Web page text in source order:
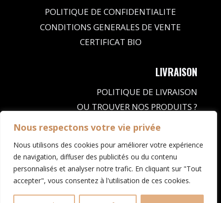
Nous respectons votre vie privée
Nous utilisons des cookies pour améliorer votre expérience
de navigation, diffuser des publicités ou du contenu
personnalisés et analyser notre trafic. En cliquant sur "Tout
accepter", vous consentez à l'utilisation de ces cookies.
POLITIQUE DE CONFIDENTIALITE
CONDITIONS GENERALES DE VENTE
CERTIFICAT BIO
LIVRAISON
POLITIQUE DE LIVRAISON
OU TROUVER NOS PRODUITS ?
MOYENS DE PAIEMENT ACCEPTES
© 2026 - KChoT
CERTIFIES BIOLOGIQUES